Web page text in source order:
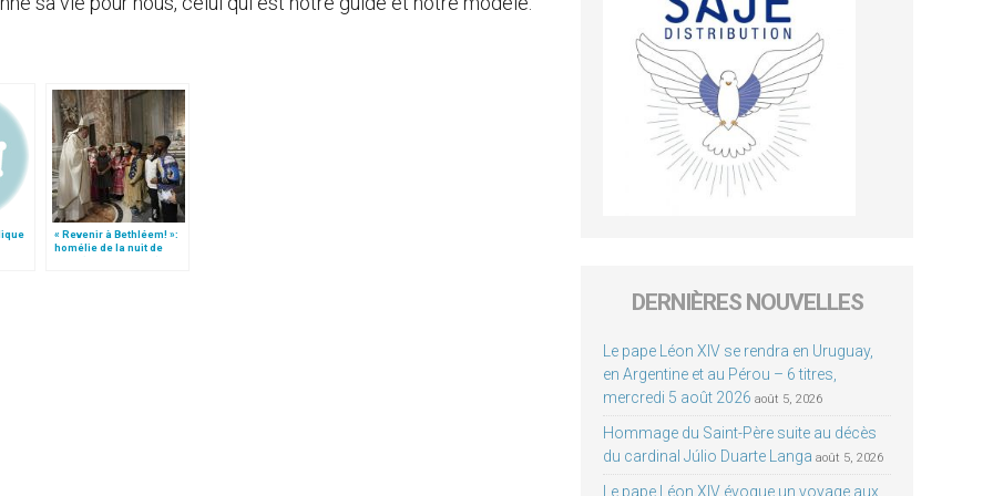
« Revenir à Bethléem! »:
homélie de la nuit de
Noël (texte complet)
DERNIÈRES NOUVELLES
Le pape Léon XIV se rendra en Uruguay,
en Argentine et au Pérou – 6 titres,
mercredi 5 août 2026 août 5, 2026
Hommage du Saint-Père suite au décès
du cardinal Júlio Duarte Langa août 5, 2026
Le pape Léon XIV évoque un voyage aux